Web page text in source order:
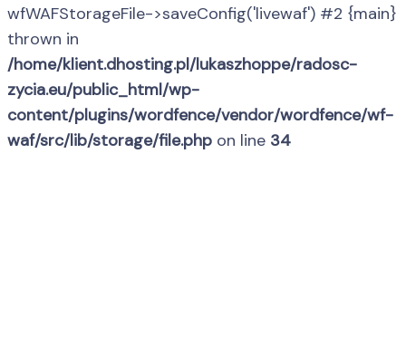
wfWAFStorageFile->saveConfig('livewaf') #2 {main}
thrown in
/home/klient.dhosting.pl/lukaszhoppe/radosc-
zycia.eu/public_html/wp-
content/plugins/wordfence/vendor/wordfence/wf-
waf/src/lib/storage/file.php on line 34